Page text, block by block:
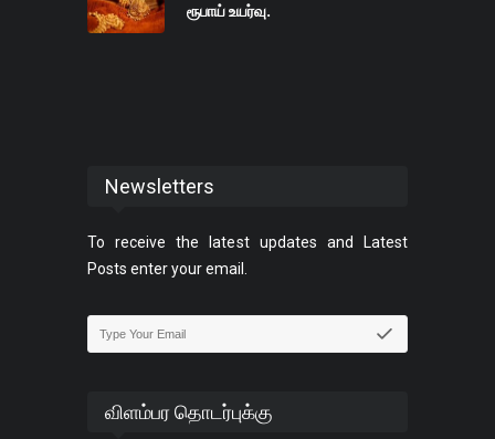
ரூபாய் உயர்வு.
Newsletters
To receive the latest updates and Latest
Posts enter your email.
விளம்பர தொடர்புக்கு